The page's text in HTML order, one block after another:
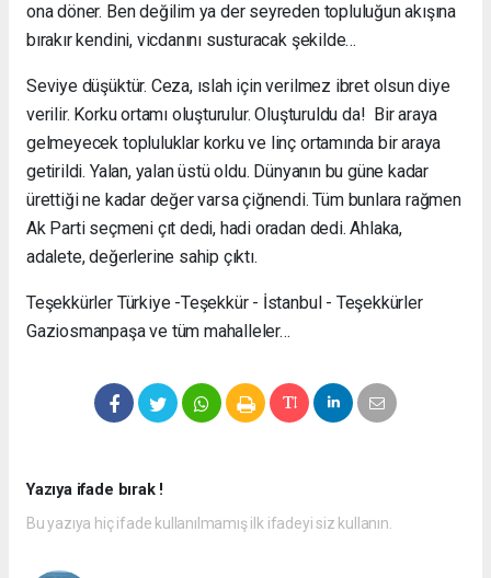
ona döner. Ben değilim ya der seyreden topluluğun akışına
bırakır kendini, vicdanını susturacak şekilde…
Seviye düşüktür. Ceza, ıslah için verilmez ibret olsun diye
verilir. Korku ortamı oluşturulur. Oluşturuldu da! Bir araya
gelmeyecek topluluklar korku ve linç ortamında bir araya
getirildi. Yalan, yalan üstü oldu. Dünyanın bu güne kadar
ürettiği ne kadar değer varsa çiğnendi. Tüm bunlara rağmen
Ak Parti seçmeni çıt dedi, hadi oradan dedi. Ahlaka,
adalete, değerlerine sahip çıktı.
Teşekkürler Türkiye -Teşekkür - İstanbul - Teşekkürler
Gaziosmanpaşa ve tüm mahalleler…
Yazıya ifade bırak !
Bu yazıya hiç ifade kullanılmamış ilk ifadeyi siz kullanın.